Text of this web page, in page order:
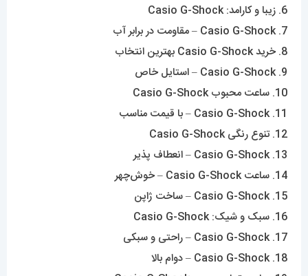
6. زیبا و کارامد: Casio G-Shock
7. Casio G-Shock – مقاومت در برابر آب
8. خرید Casio G-Shock بهترین انتخاب
9. Casio G-Shock – استایل خاص
10. ساعت محبوب Casio G-Shock
11. Casio G-Shock – با قیمت مناسب
12. تنوع رنگی Casio G-Shock
13. Casio G-Shock – انعطاف پذیر
14. ساعت Casio G-Shock – خوش‌چهر
15. Casio G-Shock – ساخت ژاپن
16. سبک و شیک: Casio G-Shock
17. Casio G-Shock – راحتی و سبکی
18. Casio G-Shock – دوام بالا